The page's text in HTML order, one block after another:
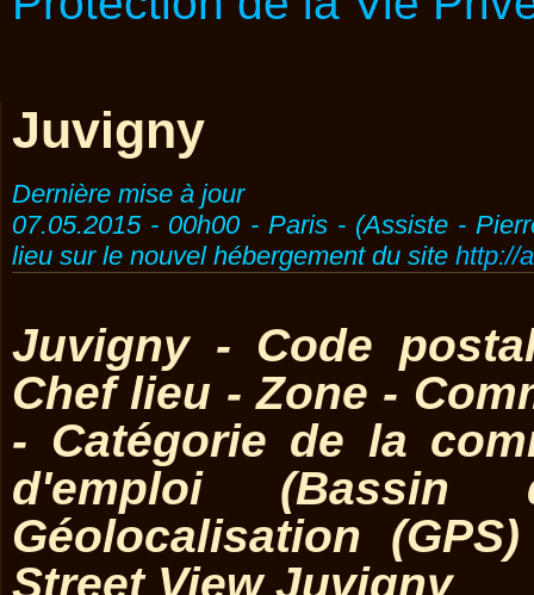
Juvigny
Dernière mise à jour
07.05.2015 - 00h00 - Paris - (Assiste -
lieu sur le nouvel hébergement du site http://
Juvigny - Code
Chef lieu - Zone -
- Catégorie de la
d'emploi (Bassin
Géolocalisation
Street View Juvigny